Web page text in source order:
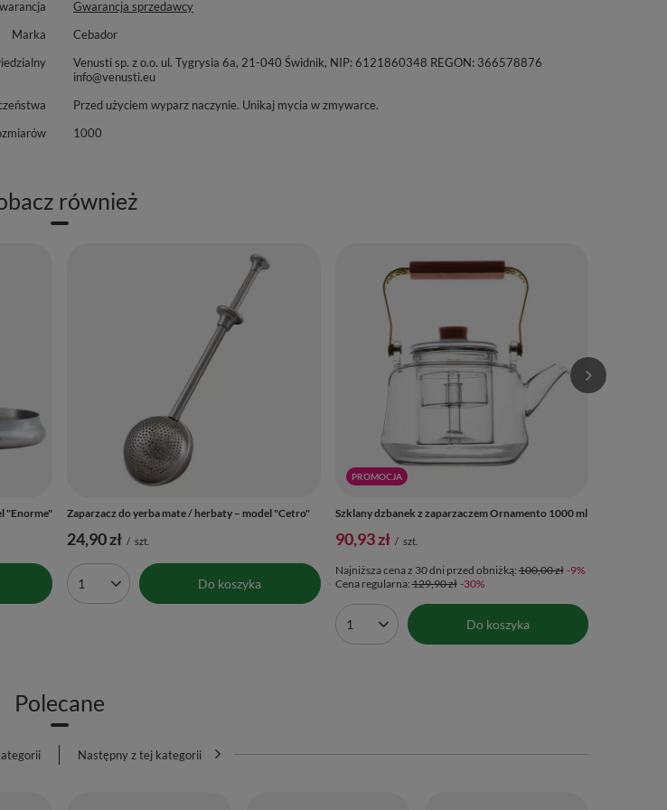
Gwarancja sprzedawcy
Marka
Cebador
Venusti sp. z o.o. ul. Tygrysia 6a, 21-040 Świdnik, NIP: 6121860348 REGON: 366578876
info@venusti.eu
Przed użyciem wyparz naczynie. Unikaj mycia w zmywarce.
1000
również
"Enorme" Zaparzacz do yerba mate / herbaty – model "Cetro"
24,90 zł / szt.
Ilość produktów Do koszyka
PROMOCJA
Szklany dzbanek z zaparzaczem Ornamento 1000 ml
90,93 zł / szt.
Najniższa cena z 30 dni przed obniżką:100,00 zł -9%
Cena regularna:129,90 zł -30%
Ilość produktów Do koszyka
Polecane
Następny z tej kategorii